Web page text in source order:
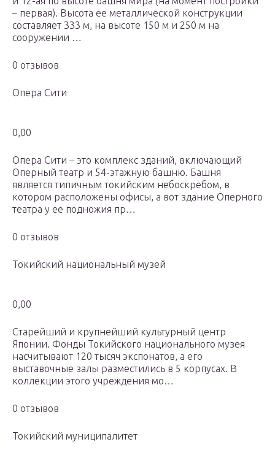
– первая). Высота ее металлической конструкции
составляет 333 м, на высотe 150 м и 250 м на
сооружении …
0 отзывов
Опера Сити
0,00
Опера Сити – это комплекс зданий, включающий
Оперный театр и 54-этажную башню. Башня
является типичным токийским небоскребом, в
котором расположены офисы, а вот здание Оперного
театра у ее подножия пр…
0 отзывов
Токийский национальный музей
0,00
Старейший и крупнейший культурный центр
Японии. Фонды Токийского национального музея
насчитывают 120 тысяч экспонатов, а его
выставочные залы разместились в 5 корпусах. В
коллекции этого учреждения мо…
0 отзывов
Токийский муниципалитет